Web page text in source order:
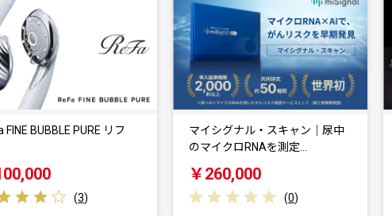
マイシグナル・スキャン｜尿中
￥260,000
矢場とん みそかつセット レンジ
で簡単２分！ ロ…
￥12,000